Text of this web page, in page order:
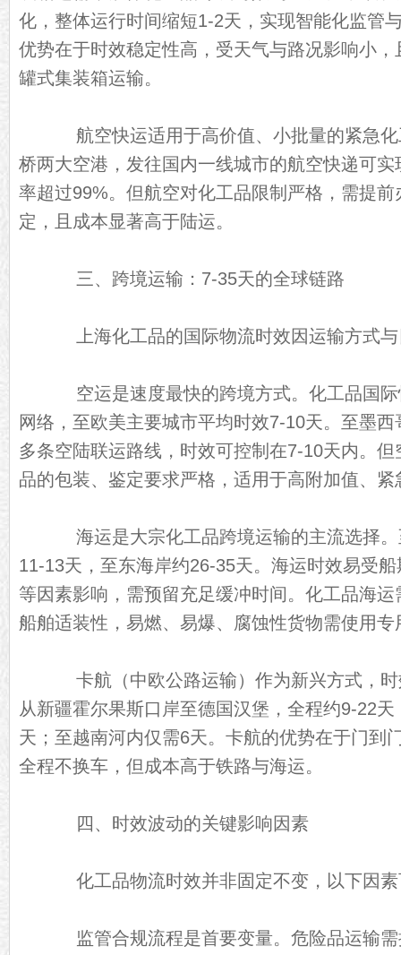
化，整体运行时间缩短1-2天，实现智能化监管
优势在于时效稳定性高，受天气与路况影响小
罐式集装箱运输。
航空快运适用于高价值、小批量的紧急化
桥两大空港，发往国内一线城市的航空快递可
率超过99%。但航空对化工品限制严格，需提
定，且成本显著高于陆运。
三、跨境运输：7-35天的全球链路
上海化工品的国际物流时效因运输方式与
空运是速度最快的跨境方式。化工品国际
网络，至欧美主要城市平均时效7-10天。至墨
多条空陆联运路线，时效可控制在7-10天内。
品的包装、鉴定要求严格，适用于高附加值、
海运是大宗化工品跨境运输的主流选择。
11-13天，至东海岸约26-35天。海运时效易受
等因素影响，需预留充足缓冲时间。化工品海
船舶适装性，易燃、易爆、腐蚀性货物需使用
卡航（中欧公路运输）作为新兴方式，时
从新疆霍尔果斯口岸至德国汉堡，全程约9-22
天；至越南河内仅需6天。卡航的优势在于门到
全程不换车，但成本高于铁路与海运。
四、时效波动的关键影响因素
化工品物流时效并非固定不变，以下因素
监管合规流程是首要变量。危险品运输需